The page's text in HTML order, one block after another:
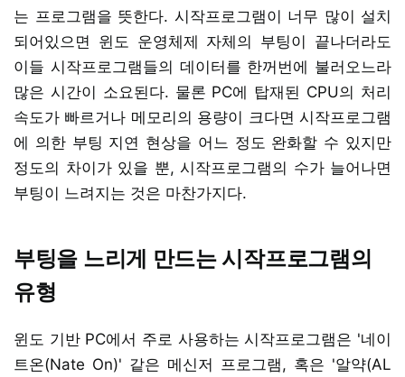
는 프로그램을 뜻한다. 시작프로그램이 너무 많이 설치
되어있으면 윈도 운영체제 자체의 부팅이 끝나더라도
이들 시작프로그램들의 데이터를 한꺼번에 불러오느라
많은 시간이 소요된다. 물론 PC에 탑재된 CPU의 처리
속도가 빠르거나 메모리의 용량이 크다면 시작프로그램
에 의한 부팅 지연 현상을 어느 정도 완화할 수 있지만
정도의 차이가 있을 뿐, 시작프로그램의 수가 늘어나면
부팅이 느려지는 것은 마찬가지다.
부팅을 느리게 만드는 시작프로그램의
유형
윈도 기반 PC에서 주로 사용하는 시작프로그램은 '네이
트온(Nate On)' 같은 메신저 프로그램, 혹은 '알약(AL